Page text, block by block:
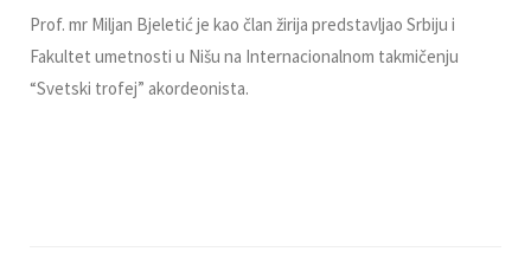
Prof. mr Miljan Bjeletić je kao član žirija predstavljao Srbiju i
Fakultet umetnosti u Nišu na Internacionalnom takmičenju
“Svetski trofej” akordeonista.